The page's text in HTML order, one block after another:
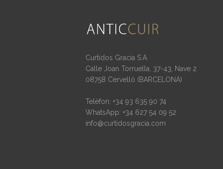
Curtidos Gracia S.A
Calle Joan Torruella, 37-43, Nave 2
08758 Cervelló (BARCELONA)
Telèfon: +34 93 635 90 74
WhatsApp: +34 627 54 09 52
info@curtidosgracia.com